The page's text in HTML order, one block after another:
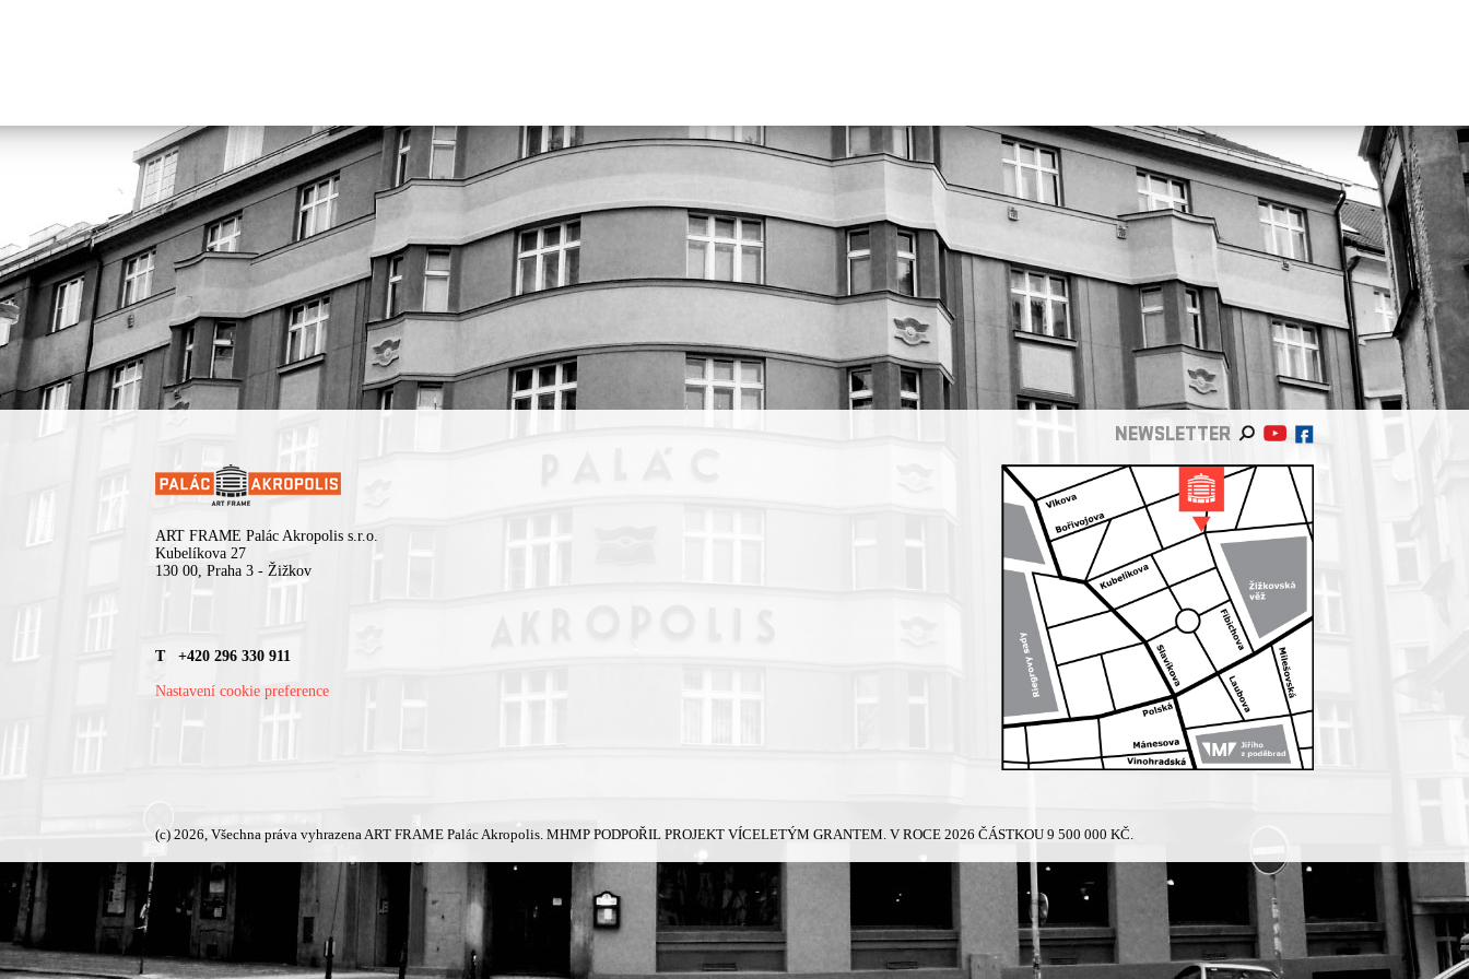
Nguyễn Kvet
(* Nové Zámky) là nghệ sĩ thị giác và nhiếp ảnh gia, tốt
nghiệp Học viện Mỹ thuật Bratislava. Trong các tác phẩm đa ngành của
mình, cô đề cập đến sự khác biệt và cộng đồng người di cư trong
bối cảnh Trung Âu hậu xã hội chủ nghĩa.
Trần Huyền Vi(* Praha) là nghệ sĩ âm nhạc, nhà thiết kế âm thanh và
nghệ sĩ biểu diễn. Tác phẩm của cô nằm ở ranh giới giữa điện tử thử
nghiệm, nghệ thuật âm thanh và biểu diễn nghi lễ. Năm 2018, cô thành
lập ban nhạc viah.
Projekt vznikl v koprodukci s Palácem Akropolis a je realizován
s finanční podporou hl. m. Prahy, Nadácie – Centrum súčasného umenia
Bratislava, Státního fondu kultury a městské části Praha 3. Partnery
projektu jsou CO.LABS a Rezi.dance v lese.
Dự án được thực hiện với sự hợp tác sản xuất cùng Palác Akropolis và
được triển khai với sự hỗ trợ tài chính của Thành phố Praha, Quỹ –
Trung tâm Nghệ thuật đương đại Bratislava, Quỹ Văn hóa Nhà nước và
quận Praha 3. Các đối tác dự án là CO.LABS và Rezi.dance v lese.
NEWSLETTER
ART FRAME Palác Akropolis s.r.o.
Kubelíkova 27
130 00, Praha 3 - Žižkov
T +420 296 330 911
Nastavení cookie preference
(c) 2026, Všechna práva vyhrazena ART FRAME Palác Akropolis. MHMP PODPOŘIL PROJEKT VÍCELETÝM GRANTEM. V ROCE 2026 ČÁSTKOU 9 500 000 KČ.